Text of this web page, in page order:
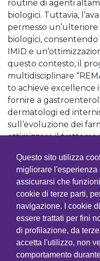
Questo sito utilizza
migliorare l'esperienza
assicurarsi che
cookie di terze parti,
navigazione. I cookie
essere trattati per fini
di profilazione, da
accetta l'utilizzo, non
comportamento
routine di agenti
biologici. Tuttavia,
permesso
biologici,
IMID e
questo contesto, il
multidisciplinare
to achieve excellence
fornire a
dermatologi ed
sull’evoluzione dei
ottimizzare il
Con la